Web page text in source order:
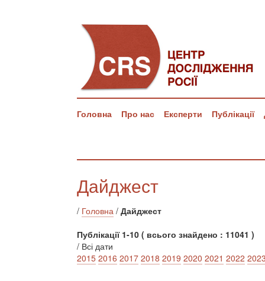
Головна Про нас Експерти Публікації
Дайджест
/ Головна / Дайджест
Публікації 1-10 ( всього знайдено : 11041 )
/ Всі дати
2015 2016 2017 2018 2019 2020 2021 2022